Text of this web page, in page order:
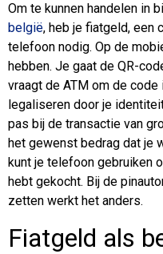
Om te kunnen handelen in
belgië, heb je fiatgeld, een
telefoon nodig. Op de
hebben. Je gaat de QR-
vraagt de ATM om de
legaliseren door je
pas bij de transactie van
het gewenst bedrag dat je
kunt je telefoon gebruiken
hebt gekocht. Bij de
zetten werkt het anders.
Fiatgeld als